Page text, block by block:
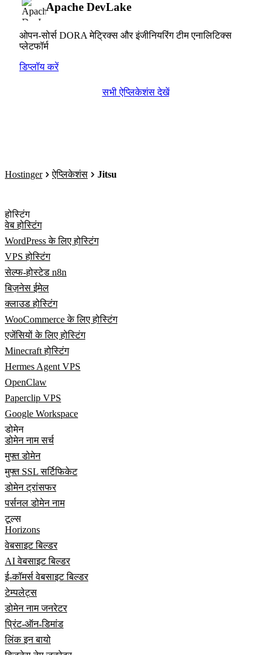
Apache DevLake
ओपन-सोर्स DORA मेट्रिक्स और इंजीनियरिंग टीम एनालिटिक्स
प्लेटफॉर्म
डिप्लॉय करें
सभी ऐप्लिकेशंस देखें
Hostinger ऐप्लिकेशंस Jitsu
होस्टिंग
वेब होस्टिंग
WordPress के लिए होस्टिंग
VPS होस्टिंग
सेल्फ-होस्टेड n8n
बिज़नेस ईमेल
क्लाउड होस्टिंग
WooCommerce के लिए होस्टिंग
एजेंसियों के लिए होस्टिंग
Minecraft होस्टिंग
Hermes Agent VPS
OpenClaw
Paperclip VPS
Google Workspace
डोमेन
डोमेन नाम सर्च
मुफ्त डोमेन
मुफ्त SSL सर्टिफिकेट
डोमेन ट्रांसफर
पर्सनल डोमेन नाम
टूल्स
Horizons
वेबसाइट बिल्डर
AI वेबसाइट बिल्डर
ई-कॉमर्स वेबसाइट बिल्डर
टेम्पलेट्स
डोमेन नाम जनरेटर
प्रिंट-ऑन-डिमांड
लिंक इन बायो